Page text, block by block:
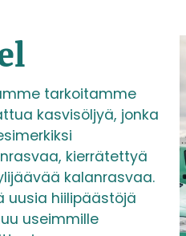
tarkoitamme
kasvisöljyä, jonka
kierrätettyä
kalanrasvaa.
uusia hiilipäästöjä
useimmille